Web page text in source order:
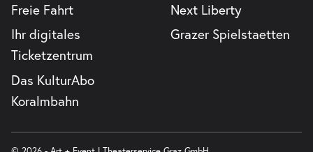
Freie Fahrt
Ihr digitales
Ticketzentrum
Das KulturAbo
Koralmbahn
Next Liberty
Grazer Spielstaetten